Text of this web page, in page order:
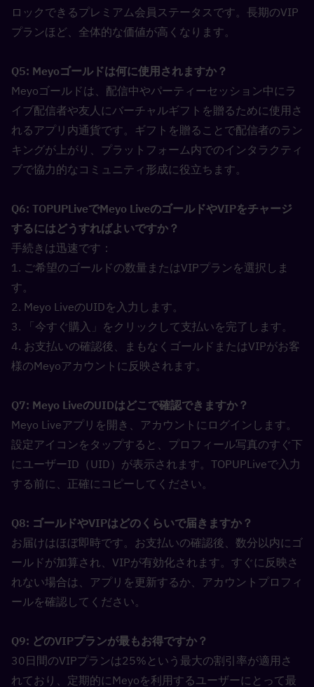
ロックできるプレミアム会員ステータスです。長期のVIP
プランほど、全体的な価値が高くなります。
Q5: Meyoゴールドは何に使用されますか？
Meyoゴールドは、配信中やパーティーセッション中にラ
イブ配信者や友人にバーチャルギフトを贈るために使用さ
れるアプリ内通貨です。ギフトを贈ることで配信者のラン
キングが上がり、プラットフォーム内でのインタラクティ
ブで協力的なコミュニティ形成に役立ちます。
Q6: TOPUPLiveでMeyo LiveのゴールドやVIPをチャージ
するにはどうすればよいですか？
手続きは迅速です：
1. ご希望のゴールドの数量またはVIPプランを選択しま
す。
2. Meyo LiveのUIDを入力します。
3. 「今すぐ購入」をクリックして支払いを完了します。
4. お支払いの確認後、まもなくゴールドまたはVIPがお客
様のMeyoアカウントに反映されます。
Q7: Meyo LiveのUIDはどこで確認できますか？
Meyo Liveアプリを開き、アカウントにログインします。
設定アイコンをタップすると、プロフィール写真のすぐ下
にユーザーID（UID）が表示されます。TOPUPLiveで入力
する前に、正確にコピーしてください。
Q8: ゴールドやVIPはどのくらいで届きますか？
お届けはほぼ即時です。お支払いの確認後、数分以内にゴ
ールドが加算され、VIPが有効化されます。すぐに反映さ
れない場合は、アプリを更新するか、アカウントプロフィ
ールを確認してください。
Q9: どのVIPプランが最もお得ですか？
30日間のVIPプランは25%という最大の割引率が適用さ
れており、定期的にMeyoを利用するユーザーにとって最